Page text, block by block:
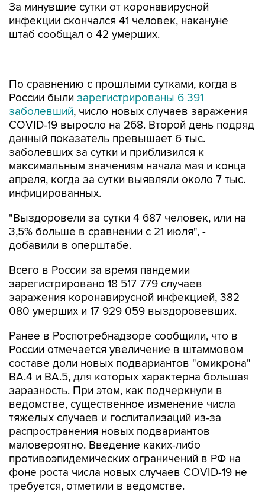
За минувшие сутки от коронавирусной
инфекции скончался 41 человек, накануне
штаб сообщал о 42 умерших.
заболевший, число новых случаев заражения
COVID-19 выросло на 268. Второй день подряд
данный показатель превышает 6 тыс.
заболевших за сутки и приблизился к
максимальным значениям начала мая и конца
апреля, когда за сутки выявляли около 7 тыс.
инфицированных.
"Выздоровели за сутки 4 687 человек, или на
добавили в оперштабе.
Всего в России за время пандемии
заражения коронавирусной инфекцией, 382
080 умерших и 17 929 059 выздоровевших.
Ранее в Роспотребнадзоре сообщили, что в
составе доли новых подвариантов "омикрона"
ВА.4 и ВА.5, для которых характерна большая
заразность. При этом, как подчеркнули в
ведомстве, существенное изменение числа
тяжелых случаев и госпитализаций из-за
распространения новых подвариантов
маловероятно. Введение каких-либо
противоэпидемических ограничений в РФ на
фоне роста числа новых случаев COVID-19 не
требуется, отметили в ведомстве.